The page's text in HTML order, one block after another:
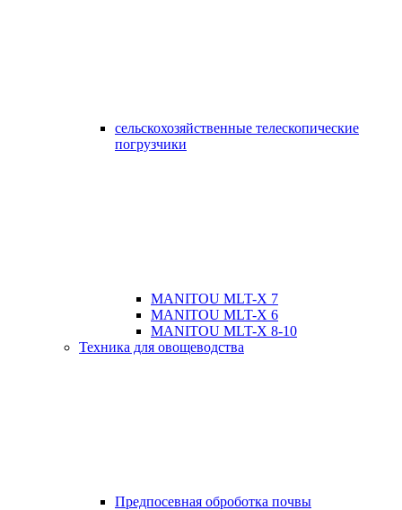
сельскохозяйственные телескопические
погрузчики
MANITOU MLT-X 7
MANITOU MLT-X 6
MANITOU MLT-X 8-10
Техника для овощеводства
Предпосевная оброботка почвы